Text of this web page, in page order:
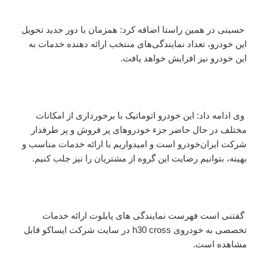
حسینی در همین راستا اضافه کرد: همزمان با دور جدید تحویل
این خودرو، تعداد نمایندگی‌های منتخب ارائه دهنده خدمات به
این خودرو نیز افزایش خواهد یافت.
وی ادامه داد: این خودرو اتوماتیک با برخورداری از امکانات
مختلف در حال حاضر جزء خودروهای پر فروش و پر طرفدار
شرکت ایران‌خودرو است و امیدواریم با ارائه خدمات مناسب و
بهینه، بتوانیم رضایت این گروه از مشتریان را نیز جلب کنیم.
گفتنی است فهرست نمایندگی های پایلوت ارائه خدمات
تخصصی به خودروی h30 cross در سایت شرکت ایساکو قابل
مشاهده است.